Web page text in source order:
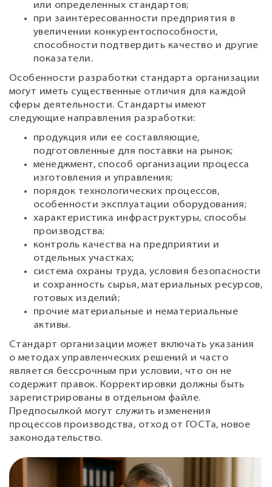
или определенных стандартов;
при заинтересованности предприятия в
увеличении конкурентоспособности,
способности подтвердить качество и другие
показатели.
Особенности разработки стандарта организации
могут иметь существенные отличия для каждой
сферы деятельности. Стандарты имеют
следующие направления разработки:
продукция или ее составляющие,
подготовленные для поставки на рынок;
менеджмент, способ организации процесса
изготовления и управления;
порядок технологических процессов,
особенности эксплуатации оборудования;
характеристика инфраструктуры, способы
производства;
контроль качества на предприятии и
отдельных участках;
система охраны труда, условия безопасности
и сохранность сырья, материальных ресурсов,
готовых изделий;
прочие материальные и нематериальные
активы.
Стандарт организации может включать указания
о методах управленческих решений и часто
является бессрочным при условии, что он не
содержит правок. Корректировки должны быть
зарегистрированы в отдельном файле.
Предпосылкой могут служить изменения
процессов производства, отход от ГОСТа, новое
законодательство.